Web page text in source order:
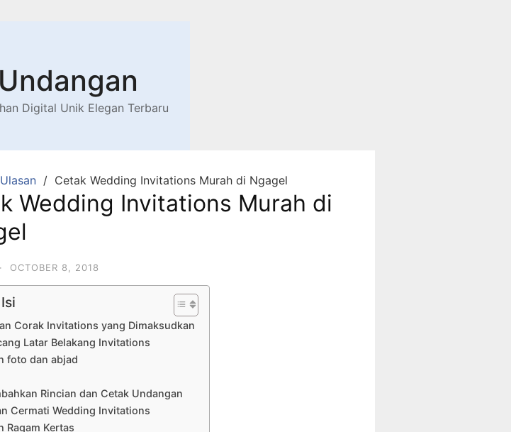
Digital Unik Elegan Terbaru
Ulasan Cetak Wedding Invitations Murah di Ngagel
Wedding Invitations Murah di
· OCTOBER 8, 2018
Corak Invitations yang Dimaksudkan
Latar Belakang Invitations
foto dan abjad
Rincian dan Cetak Undangan
Cermati Wedding Invitations
Ragam Kertas